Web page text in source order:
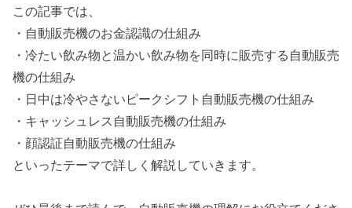
この記事では、
・自動販売機のお金認識の仕組み
・冷たい飲み物と温かい飲み物を同時に販売する自動販売
機の仕組み
・日中は冷やさないピークシフト自動販売機の仕組み
・キャッシュレス自動販売機の仕組み
・顔認証自動販売機の仕組み
といったテーマで詳しく解説していきます。